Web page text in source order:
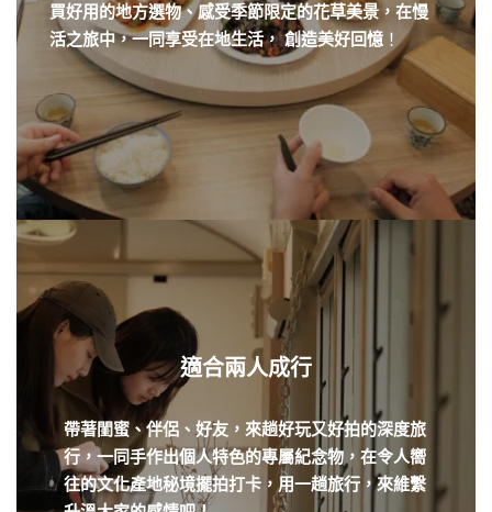
買好用的地方選物、感受季節限定的花草美景，在慢
活之旅中，一同享受在地生活， 創造美好回憶 ！
適合兩人成行
帶著閨蜜、伴侶、好友， 來趟好玩又好拍的深度旅
行，一同手作出個人特色的專屬紀念物，在令人嚮
往的文化產地秘境擺拍打卡，用一趟旅行，來維繫